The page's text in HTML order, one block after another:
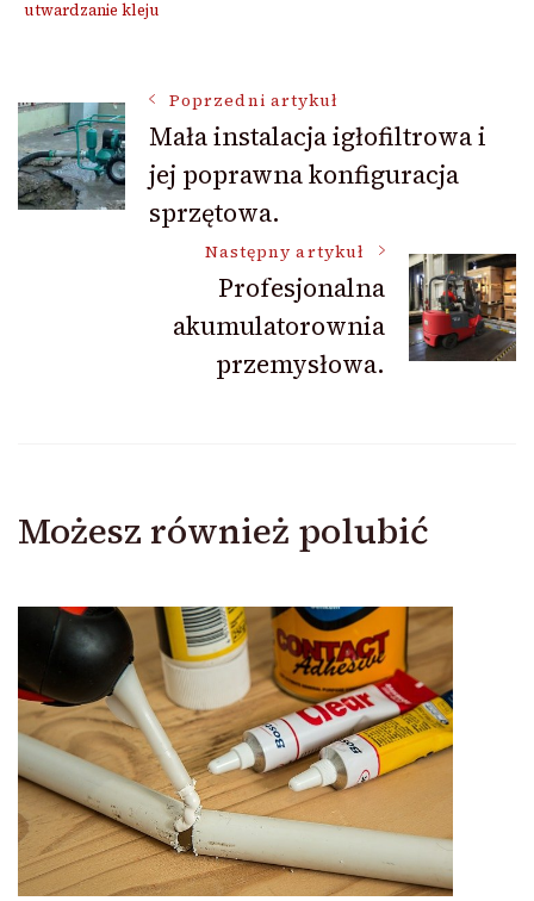
utwardzanie kleju
Nawigacja
wpisu
Poprzedni artykuł
Mała instalacja igłofiltrowa i
jej poprawna konfiguracja
sprzętowa.
Następny artykuł
Profesjonalna
akumulatorownia
przemysłowa.
Możesz również polubić